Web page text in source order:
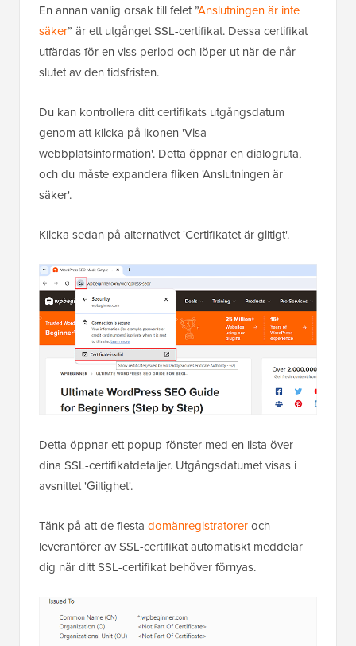
En annan vanlig orsak till felet ”Anslutningen är inte
säker” är ett utgånget SSL-certifikat. Dessa certifikat
utfärdas för en viss period och löper ut när de når
slutet av den tidsfristen.
Du kan kontrollera ditt certifikats utgångsdatum
genom att klicka på ikonen 'Visa
webbplatsinformation'. Detta öppnar en dialogruta,
och du måste expandera fliken 'Anslutningen är
säker'.
Klicka sedan på alternativet 'Certifikatet är giltigt'.
Detta öppnar ett popup-fönster med en lista över
dina SSL-certifikatdetaljer. Utgångsdatumet visas i
avsnittet 'Giltighet'.
Tänk på att de flesta domänregistratoreroch
leverantörer av SSL-certifikat automatiskt meddelar
dig när ditt SSL-certifikat behöver förnyas.